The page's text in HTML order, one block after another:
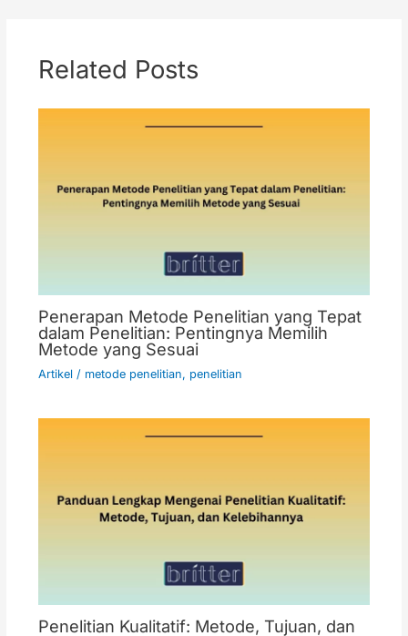
Related Posts
Penerapan Metode Penelitian yang Tepat
dalam Penelitian: Pentingnya Memilih
Metode yang Sesuai
Artikel / metode penelitian, penelitian
Penelitian Kualitatif: Metode, Tujuan, dan